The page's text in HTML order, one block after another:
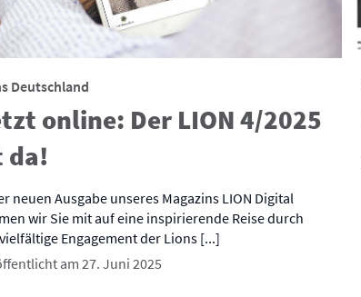
Deutschland
online: Der LION 4/2025
da!
neuen Ausgabe unseres Magazins LION Digital
wir Sie mit auf eine inspirierende Reise durch
Engagement der Lions [...]
am 27. Juni 2025